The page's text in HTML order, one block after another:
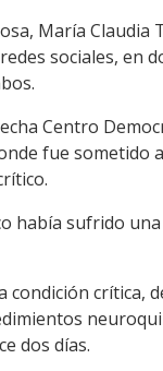
María Claudia
sociales, en
Centro
fue
había sufrido
crítica,
dos días.